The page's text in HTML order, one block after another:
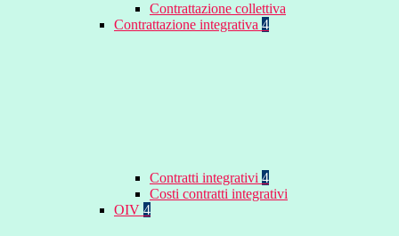
Contrattazione collettiva
Contrattazione integrativa 4
Contratti integrativi 4
Costi contratti integrativi
OIV 4